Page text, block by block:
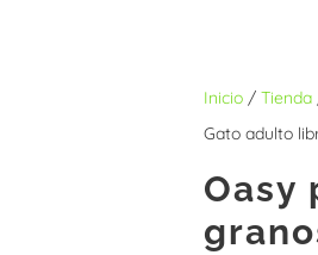
Inicio /Tienda
Gato adulto
Oasy